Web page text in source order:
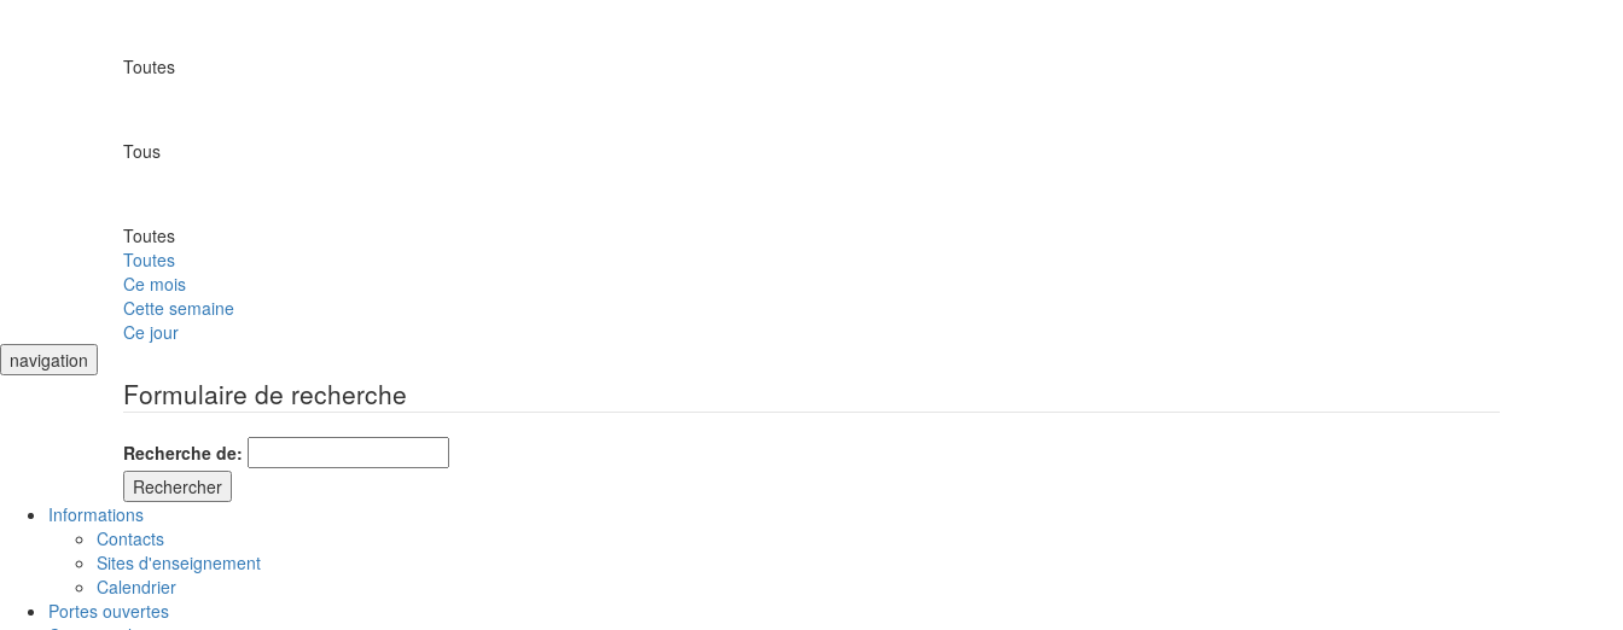
Toutes
Tous
Toutes
Toutes
Ce mois
Cette semaine
Ce jour
navigation
Formulaire de recherche
Recherche de:
Informations
Contacts
Sites d'enseignement
Calendrier
Portes ouvertes